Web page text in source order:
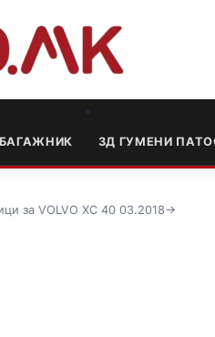
3Д ГУМЕНИ
за VOLVO XC 40 03.2018->